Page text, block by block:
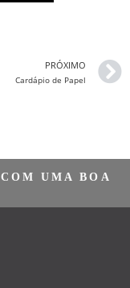
PRÓXIMO
Cardápio de Papel
UMA BOA